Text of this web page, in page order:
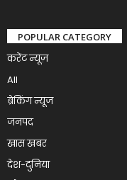
POPULAR CATEGORY
करेंट न्यूज़
All
ब्रेकिंग न्यूज
जनपद
खास खबर
देश-दुनिया